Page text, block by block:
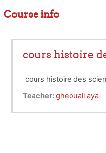
Course info
cours histoire
cours histoire des
Teacher:gheouali aya